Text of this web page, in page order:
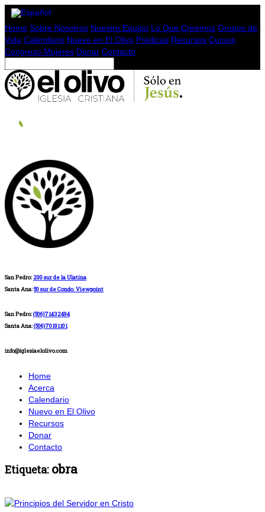
Home Sobre Nosotros Nuestro Equipo Lo Que Creemos Grupos de
Vida Calendario Nuevo en El Olivo Prédicas Recursos Cursos
Congreso Mujeres Donar Contacto
San Pedro: 200 sur de la Ulatina
Santa Ana:50 sur de Condo. Viewpoint
San Pedro:(506)71432494
Santa Ana:(506)70191101
info@iglesiaelolivo.com
Home
Acerca
Calendario
Nuevo en El Olivo
Recursos
Donar
Contacto
Etiqueta:obra